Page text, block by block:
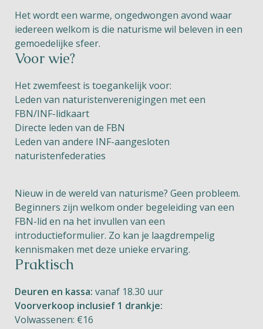
Het wordt een warme, ongedwongen avond waar
iedereen welkom is die naturisme wil beleven in een
gemoedelijke sfeer.
Voor wie?
Het zwemfeest is toegankelijk voor:
Leden van naturistenverenigingen met een
FBN/INF-lidkaart
Directe leden van de FBN
Leden van andere INF-aangesloten
naturistenfederaties
Nieuw in de wereld van naturisme? Geen probleem.
Beginners zijn welkom onder begeleiding van een
FBN-lid en na het invullen van een
introductieformulier. Zo kan je laagdrempelig
kennismaken met deze unieke ervaring.
Praktisch
Deuren en kassa: vanaf 18.30 uur
Voorverkoop inclusief 1 drankje:
Volwassenen: €16